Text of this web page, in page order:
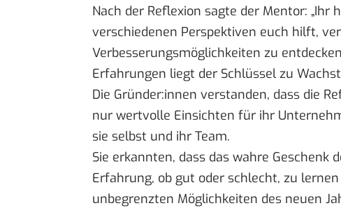
Nach der Reflexion sagte der Mentor:
verschiedenen Perspektiven euch hilft,
Verbesserungsmöglichkeiten zu
Erfahrungen liegt der Schlüssel zu
Die Gründer:innen verstanden, dass die
nur wertvolle Einsichten für ihr
sie selbst und ihr Team.
Sie erkannten, dass das wahre Geschenk
Erfahrung, ob gut oder schlecht, zu
unbegrenzten Möglichkeiten des neuen